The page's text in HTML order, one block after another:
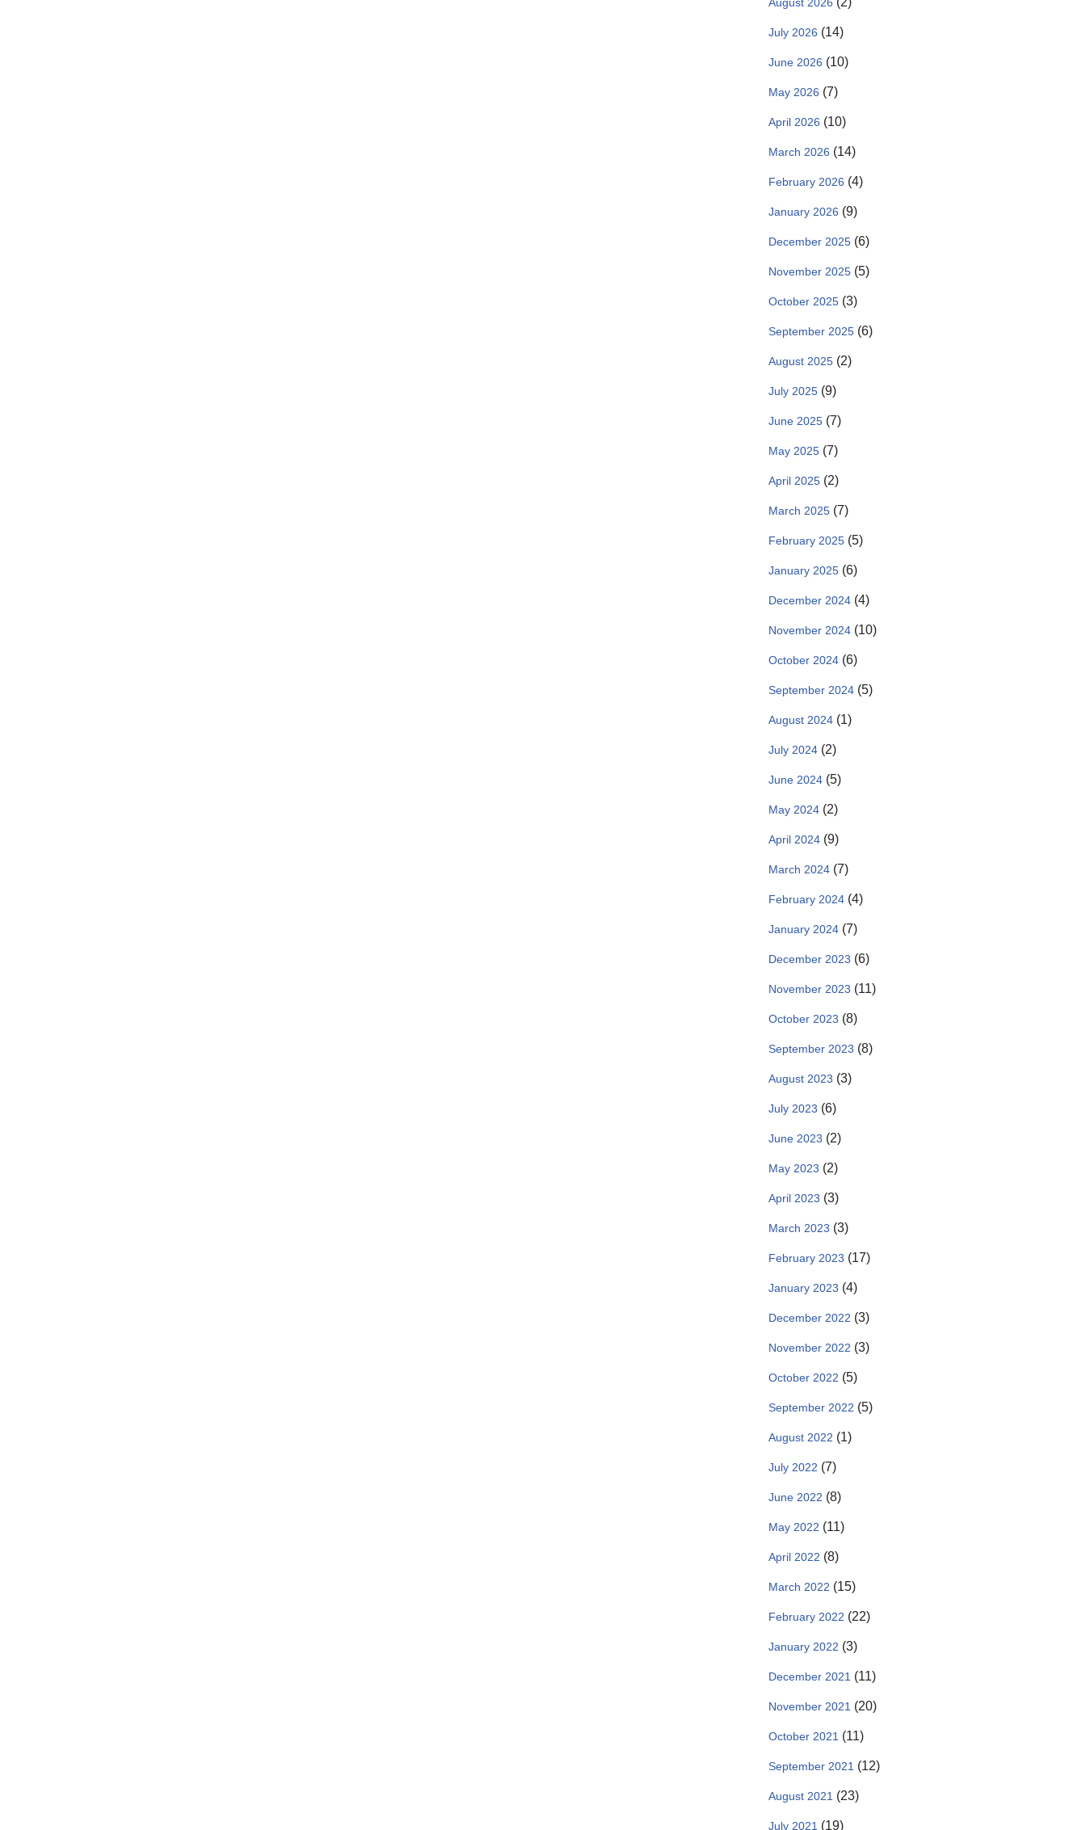
July 2026 (14)
June 2026 (10)
May 2026 (7)
April 2026 (10)
March 2026 (14)
February 2026 (4)
January 2026 (9)
December 2025 (6)
November 2025 (5)
October 2025 (3)
September 2025 (6)
August 2025 (2)
July 2025 (9)
June 2025 (7)
May 2025 (7)
April 2025 (2)
March 2025 (7)
February 2025 (5)
January 2025 (6)
December 2024 (4)
November 2024 (10)
October 2024 (6)
September 2024 (5)
August 2024 (1)
July 2024 (2)
June 2024 (5)
May 2024 (2)
April 2024 (9)
March 2024 (7)
February 2024 (4)
January 2024 (7)
December 2023 (6)
November 2023 (11)
October 2023 (8)
September 2023 (8)
August 2023 (3)
July 2023 (6)
June 2023 (2)
May 2023 (2)
April 2023 (3)
March 2023 (3)
February 2023 (17)
January 2023 (4)
December 2022 (3)
November 2022 (3)
October 2022 (5)
September 2022 (5)
August 2022 (1)
July 2022 (7)
June 2022 (8)
May 2022 (11)
April 2022 (8)
March 2022 (15)
February 2022 (22)
January 2022 (3)
December 2021 (11)
November 2021 (20)
October 2021 (11)
September 2021 (12)
August 2021 (23)
July 2021 (19)